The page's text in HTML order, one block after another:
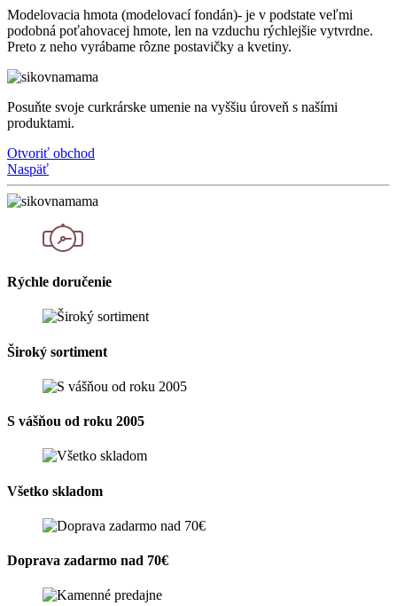
Modelovacia hmota (modelovací fondán)- je v podstate veľmi
podobná poťahovacej hmote, len na vzduchu rýchlejšie vytvrdne.
Preto z neho vyrábame rôzne postavičky a kvetiny.
Posuňte svoje curkrárske umenie na vyššiu úroveň s našími
produktami.
Otvoriť obchod
Naspäť
Rýchle doručenie
Široký sortiment
S vášňou od roku 2005
Všetko skladom
Doprava zadarmo nad 70€